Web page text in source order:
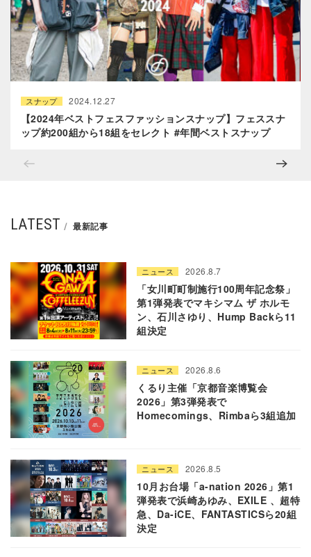
スナップ 2024.12.27
【2024年ベストフェスファッションスナップ】フェススナ
ップ約200組から18組をセレクト #年間ベストスナップ
LATEST 最新記事
ニュース 2026.8.7
「女川町町制施行100周年記念祭」
第1弾発表でマキシマム ザ ホルモ
ン、石川さゆり、Hump Backら11
組決定
ニュース 2026.8.6
くるり主催「京都音楽博覧会
2026」第3弾発表で
Homecomings、Rimbaら3組追加
ニュース 2026.8.5
10月お台場「a-nation 2026」第1
弾発表で浜崎あゆみ、EXILE 、超特
急、Da-iCE、FANTASTICSら20組
決定